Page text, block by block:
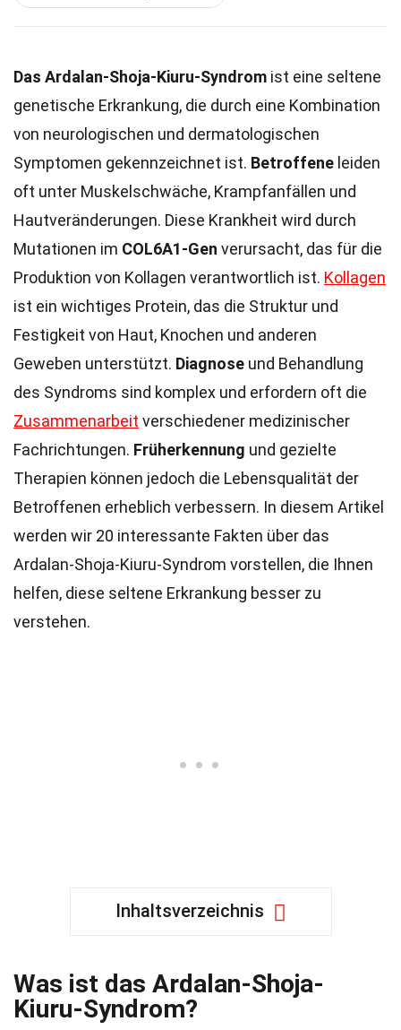
Das Ardalan-Shoja-Kiuru-Syndrom ist eine seltene
genetische Erkrankung, die durch eine Kombination
von neurologischen und dermatologischen
Symptomen gekennzeichnet ist. Betroffene leiden
oft unter Muskelschwäche, Krampfanfällen und
Hautveränderungen. Diese Krankheit wird durch
Mutationen im COL6A1-Gen verursacht, das für die
Produktion von Kollagen verantwortlich ist. Kollagen
ist ein wichtiges Protein, das die Struktur und
Festigkeit von Haut, Knochen und anderen
Geweben unterstützt. Diagnose und Behandlung
des Syndroms sind komplex und erfordern oft die
Zusammenarbeit verschiedener medizinischer
Fachrichtungen. Früherkennung und gezielte
Therapien können jedoch die Lebensqualität der
Betroffenen erheblich verbessern. In diesem Artikel
werden wir 20 interessante Fakten über das
Ardalan-Shoja-Kiuru-Syndrom vorstellen, die Ihnen
helfen, diese seltene Erkrankung besser zu
verstehen.
Inhaltsverzeichnis
Was ist das Ardalan-Shoja-
Kiuru-Syndrom?